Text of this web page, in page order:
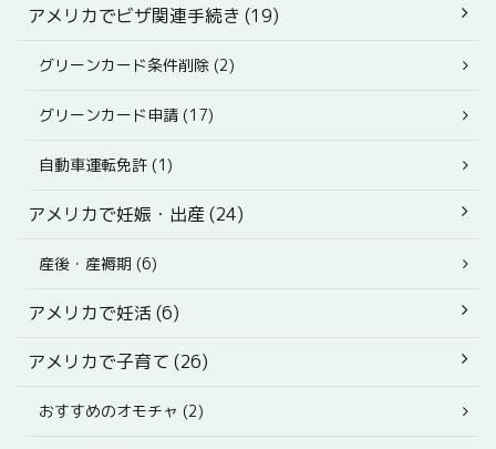
アメリカでビザ関連手続き (19)
グリーンカード条件削除 (2)
グリーンカード申請 (17)
自動車運転免許 (1)
アメリカで妊娠・出産 (24)
産後・産褥期 (6)
アメリカで妊活 (6)
アメリカで子育て (26)
おすすめのオモチャ (2)